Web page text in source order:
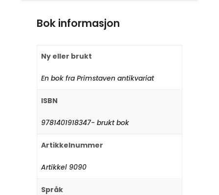
Bok informasjon
Ny eller brukt
En bok fra Primstaven antikvariat
ISBN
9781401918347- brukt bok
Artikkelnummer
Artikkel 9090
Språk